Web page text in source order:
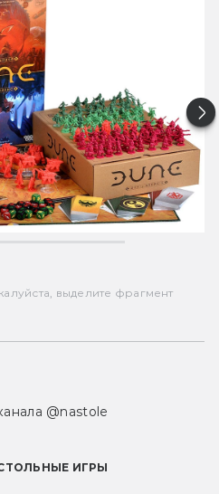
выделите фрагмент
@nastole
ИГРЫ